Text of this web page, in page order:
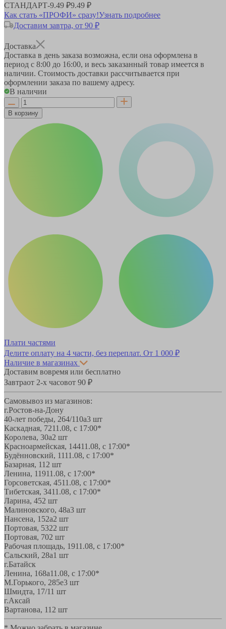
СТАНДАРТ-9.49 ₽9.49 ₽
Как стать «ПРОФИ» сразу!Узнать подробнее
Доставим завтра, от 90 ₽
Доставка
Доставка в день заказа возможна, если она оформлена в
период с 8:00 до 16:00, и весь заказанный товар имеется в
наличии. Стоимость доставки рассчитывается при
оформлении заказа по вашему адресу.
В наличии
В корзину
Плати частями
Делите оплату на 4 части, без переплат. От 1 000 ₽
Наличие в магазинах
Доставим вовремя или бесплатно
Завтраот 2-х часовот 90 ₽
Самовывоз из магазинов:
г.Ростов-на-Дону
40-лет победы, 264/110а3 шт
Каскадная, 7211.08, с 17:00*
Королева, 30а2 шт
Красноармейская, 14411.08, с 17:00*
Будённовский, 1111.08, с 17:00*
Базарная, 11 2 шт
Ленина, 11911.08, с 17:00*
Горсоветская, 4511.08, с 17:00*
Тибетская, 3411.08, с 17:00*
Ларина, 452 шт
Малиновского, 48а3 шт
Нансена, 152а2 шт
Портовая, 5322 шт
Портовая, 702 шт
Рабочая площадь, 1911.08, с 17:00*
Сальский, 28a1 шт
г.Батайск
Ленина, 168а11.08, с 17:00*
М.Горького, 285е3 шт
Шмидта, 17/11 шт
г.Аксай
Вартанова, 11 2 шт